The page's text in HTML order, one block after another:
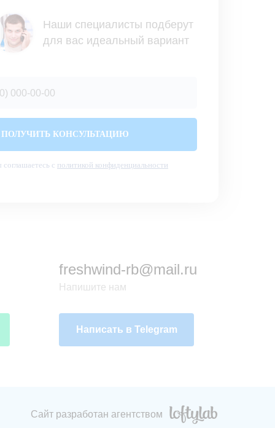
Наши специалисты подберут
для вас идеальный вариант
ПОЛУЧИТЬ КОНСУЛЬТАЦИЮ
с политикой конфиденциальности
freshwind-rb@mail.ru
Напишите нам
Написать в Telegram
Сайт разработан агентством